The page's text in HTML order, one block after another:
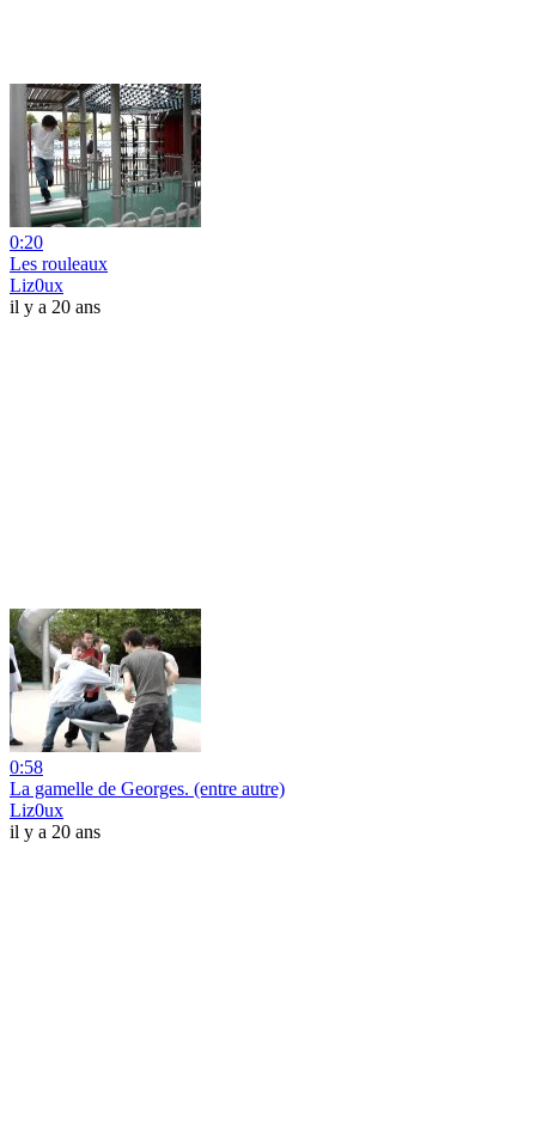
0:20
Les rouleaux
Liz0ux
il y a 20 ans
0:58
La gamelle de Georges. (entre autre)
Liz0ux
il y a 20 ans